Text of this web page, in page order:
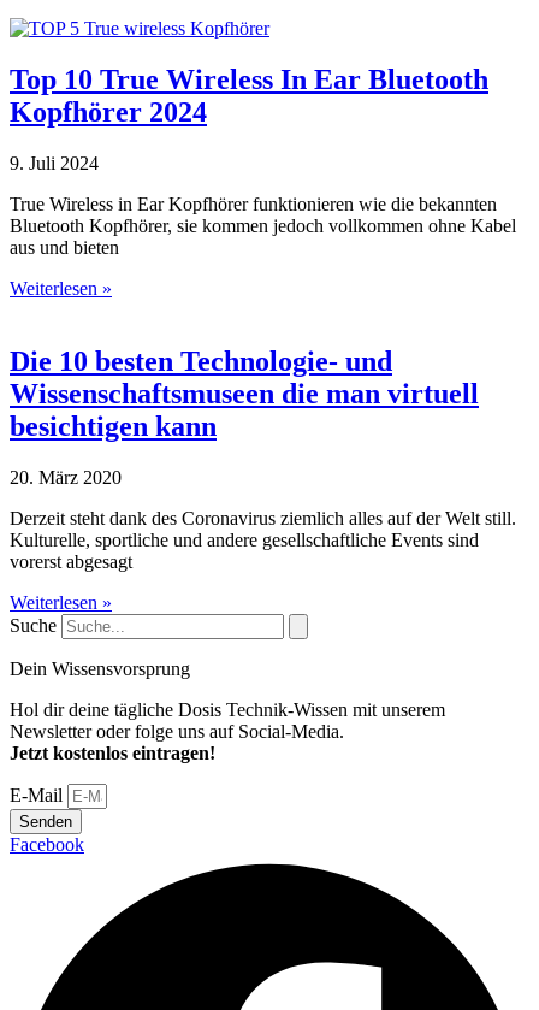
Top 10 True Wireless In Ear Bluetooth
Kopfhörer 2024
9. Juli 2024
True Wireless in Ear Kopfhörer funktionieren wie die bekannten
Bluetooth Kopfhörer, sie kommen jedoch vollkommen ohne Kabel
aus und bieten
Weiterlesen »
Die 10 besten Technologie- und
Wissenschaftsmuseen die man virtuell
besichtigen kann
20. März 2020
Derzeit steht dank des Coronavirus ziemlich alles auf der Welt still.
Kulturelle, sportliche und andere gesellschaftliche Events sind
vorerst abgesagt
Weiterlesen »
Suche
Dein Wissensvorsprung
Hol dir deine tägliche Dosis Technik-Wissen mit unserem
Newsletter oder folge uns auf Social-Media.
Jetzt kostenlos eintragen!
E-Mail
Senden
Facebook